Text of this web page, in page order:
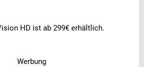
HD ist ab 299€ erhältlich.
Werbung